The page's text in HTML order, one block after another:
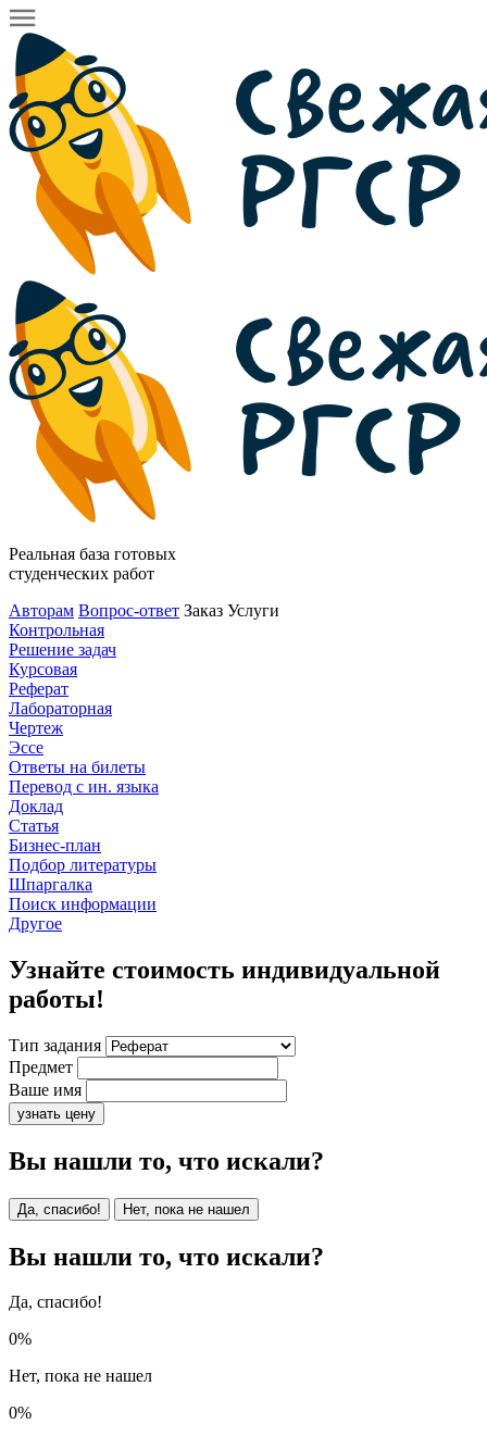
Реальная база готовых
студенческих работ
Авторам Вопрос-ответ Заказ Услуги
Контрольная
Решение задач
Курсовая
Реферат
Лабораторная
Чертеж
Эссе
Ответы на билеты
Перевод с ин. языка
Доклад
Статья
Бизнес-план
Подбор литературы
Шпаргалка
Поиск информации
Другое
Узнайте стоимость индивидуальной
работы!
Тип задания
Предмет
Ваше имя
узнать цену
Вы нашли то, что искали?
Да, спасибо! Нет, пока не нашел
Вы нашли то, что искали?
Да, спасибо!
0%
Нет, пока не нашел
0%